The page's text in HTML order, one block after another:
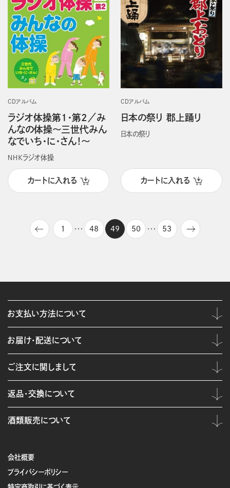
CDアルバム
ラジオ体操第1・第2／み
んなの体操～三世代みん
なでいち・に・さん！～
ＮＨＫラジオ体操
カートに入れる
CDアルバム
日本の祭り 郡上踊り
日本の祭り
カートに入れる
1 ・・・ 48 49 50 ・・・ 53
会社概要
プライバシーポリシー
お支払い方法について
お届け・配送について
ご注文に関しまして
返品・交換について
酒類販売について